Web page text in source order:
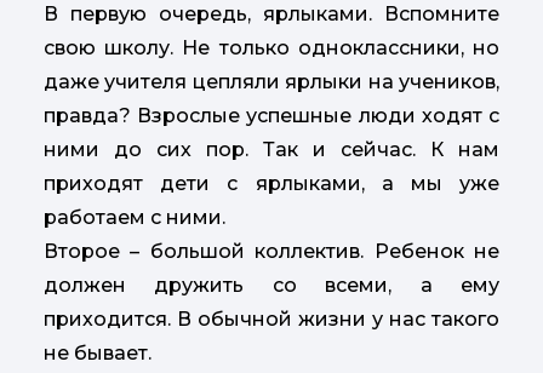
В первую очередь, ярлыками. Вспомните
свою школу. Не только одноклассники, но
даже учителя цепляли ярлыки на учеников,
правда? Взрослые успешные люди ходят с
ними до сих пор. Так и сейчас. К нам
приходят дети с ярлыками, а мы уже
работаем с ними.
Второе – большой коллектив. Ребенок не
должен дружить со всеми, а ему
приходится. В обычной жизни у нас такого
не бывает.